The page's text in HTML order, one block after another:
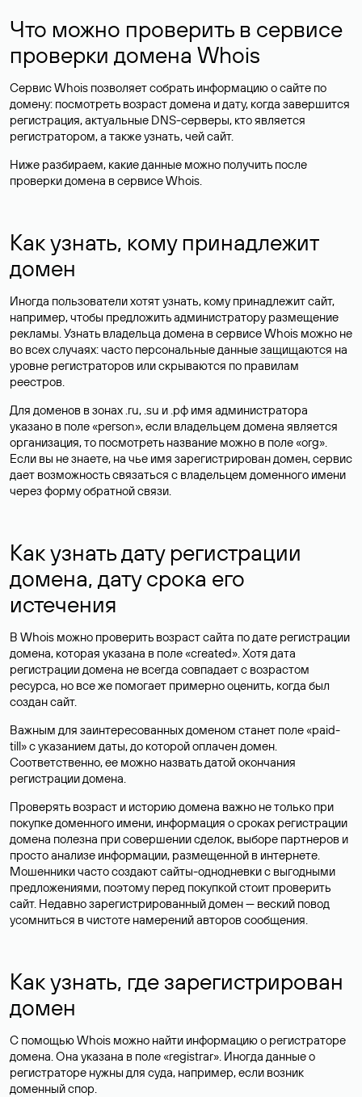
Что можно проверить в сервисе
проверки домена Whois
Сервис Whois позволяет собрать информацию о сайте по
домену: посмотреть возраст домена и дату, когда завершится
регистрация, актуальные DNS-серверы, кто является
регистратором, а также узнать, чей сайт.
Ниже разбираем, какие данные можно получить после
проверки домена в сервисе Whois.
Как узнать, кому принадлежит
домен
Иногда пользователи хотят узнать, кому принадлежит сайт,
например, чтобы предложить администратору размещение
рекламы. Узнать владельца домена в сервисе Whois можно не
во всех случаях: часто персональные данныезащищаются на
уровне регистраторов или скрываются по правилам
реестров.
Для доменов в зонах .ru, .su и .рф имя администратора
указано в поле «person», если владельцем домена является
организация, то посмотреть название можно в поле «org».
Если вы не знаете, на чье имя зарегистрирован домен, сервис
дает возможность связаться с владельцем доменного имени
через форму обратной связи.
Как узнать дату регистрации
домена, дату срока его
истечения
В Whois можно проверить возраст сайта по дате регистрации
домена, которая указана в поле «created». Хотя дата
регистрации домена не всегда совпадает с возрастом
ресурса, но все же помогает примерно оценить, когда был
создан сайт.
Важным для заинтересованных доменом станет поле «paid-
till» с указанием даты, до которой оплачен домен.
Соответственно, ее можно назвать датой окончания
регистрации домена.
Проверять возраст и историю домена важно не только при
покупке доменного имени, информация о сроках регистрации
домена полезна при совершении сделок, выборе партнеров и
просто анализе информации, размещенной в интернете.
Мошенники часто создают сайты-однодневки с выгодными
предложениями, поэтому перед покупкой стоит проверить
сайт. Недавно зарегистрированный домен — веский повод
усомниться в чистоте намерений авторов сообщения.
Как узнать, где зарегистрирован
домен
С помощью Whois можно найти информацию о регистраторе
домена. Она указана в поле «registrar». Иногда данные о
регистраторе нужны для суда, например, если возник
доменный спор.